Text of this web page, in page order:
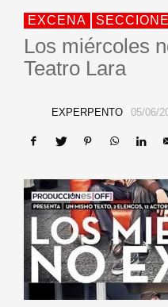
EXCENA
Los miércoles
Teatro Lara
EXPERPENTO 05/06/